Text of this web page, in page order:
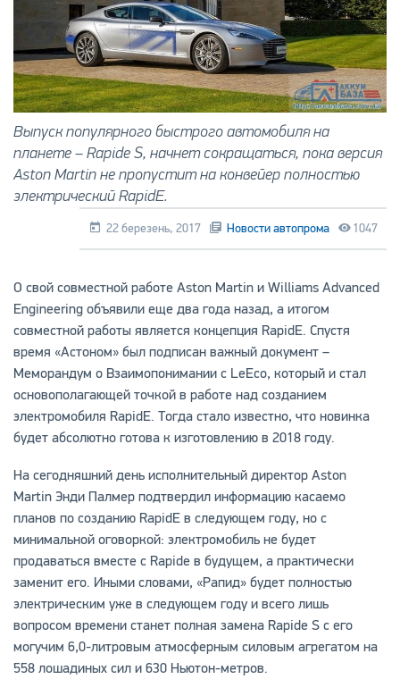
Выпуск популярного быстрого автомобиля на
планете – Rapide S, начнет сокращаться, пока версия
Aston Martin не пропустит на конвейер полностью
электрический RapidE.
22 березень, 2017 Новости автопрома 1047
О свой совместной работе Aston Martin и Williams Advanced
Engineering объявили еще два года назад, а итогом
совместной работы является концепция RapidE. Спустя
время «Астоном» был подписан важный документ –
Меморандум о Взаимопонимании с LeEco, который и стал
основополагающей точкой в работе над созданием
электромобиля RapidE. Тогда стало известно, что новинка
будет абсолютно готова к изготовлению в 2018 году.
На сегодняшний день исполнительный директор Aston
Martin Энди Палмер подтвердил информацию касаемо
планов по созданию RapidE в следующем году, но с
минимальной оговоркой: электромобиль не будет
продаваться вместе с Rapide в будущем, а практически
заменит его. Иными словами, «Рапид» будет полностью
электрическим уже в следующем году и всего лишь
вопросом времени станет полная замена Rapide S с его
могучим 6,0-литровым атмосферным силовым агрегатом на
558 лошадиных сил и 630 Ньютон-метров.